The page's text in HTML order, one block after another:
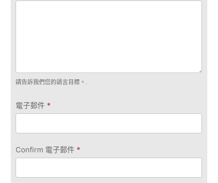
請告訴我們您的語言目標。.
電子郵件 *
Confirm 電子郵件 *